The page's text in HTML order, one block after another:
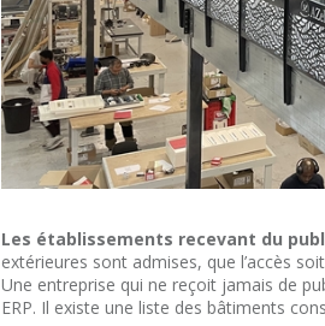
Les établissements recevant du
extérieures sont admises, que l’accès
Une entreprise qui ne reçoit jamais de
ERP. Il existe une liste des bâtiments